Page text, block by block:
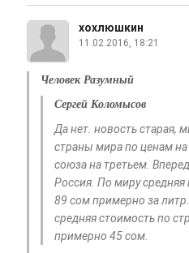
хохлюшкин
11.02.2016, 18:21
Человек Разумный
Сергей Коломысов
Да нет. новость старая,
страны мира по ценам
союза на третьем.
Россия. По миру средняя
89 сом примерно за
средняя стоимость по
примерно 45 сом.